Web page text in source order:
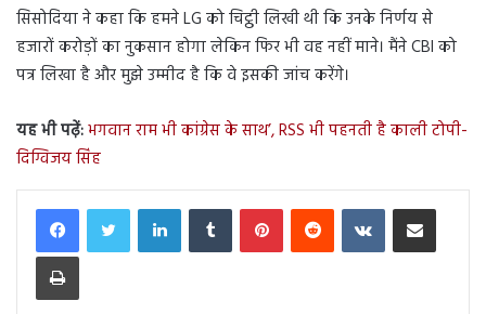
सिसोदिया ने कहा कि हमने LG को चिट्ठी लिखी थी कि उनके निर्णय से
हजारों करोड़ों का नुकसान होगा लेकिन फिर भी वह नहीं माने। मैंने CBI को
पत्र लिखा है और मुझे उम्मीद है कि वे इसकी जांच करेंगे।
यह भी पढ़ें:भगवान राम भी कांग्रेस के साथ’, RSS भी पहनती है काली टोपी-
दिग्विजय सिंह
LinkedInTumblr PinterestReddit VKontakteShare via Email
Print